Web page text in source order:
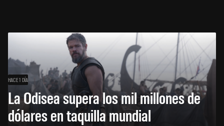
HACE 1 DÍA
La Odisea supera los mil millones de
dólares en taquilla mundial